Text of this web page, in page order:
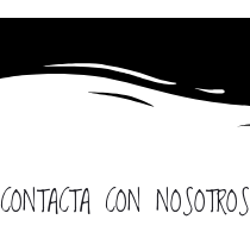
CONTACTA CON NOSOTROS